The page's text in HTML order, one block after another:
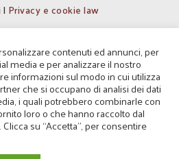
| Privacy e cookie law
regionale
struttura
contenuti ed annunci, per
media e per analizzare il nostro
informazioni sul modo in cui utilizza
che si occupano di analisi dei dati
i quali potrebbero combinarle con
loro o che hanno raccolto dal
su “Accetta”, per consentire